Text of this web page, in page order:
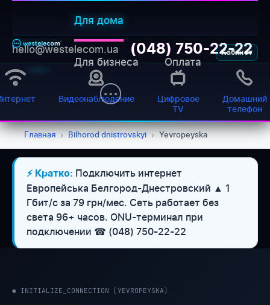
Для дома
Для бизнеса Оплата
Кабинет
hello@westelecom.ua (048) 750-22-22
Видеонаблюдение
Цифровое
TV
Домашний
телефон
Главная › Bilhorod dnistrovskyi › Yevropeyska
⚡ Кратко: Подключить интернет
Европейська Белгород-Днестровский ▲ 1
Гбит/с за 79 грн/мес. Сеть работает без
света 96+ часов. ONU-терминал при
подключении ☎ (048) 750-22-22
● INITIALIZE_CONNECTION [YEVROPEYSKA]